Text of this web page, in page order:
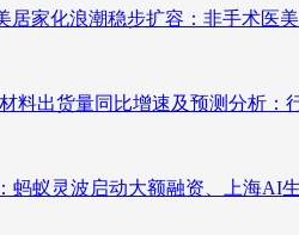
居家化浪潮稳步扩容：非手术医
料出货量同比增速及预测分析
蚂蚁灵波启动大额融资、上海AI